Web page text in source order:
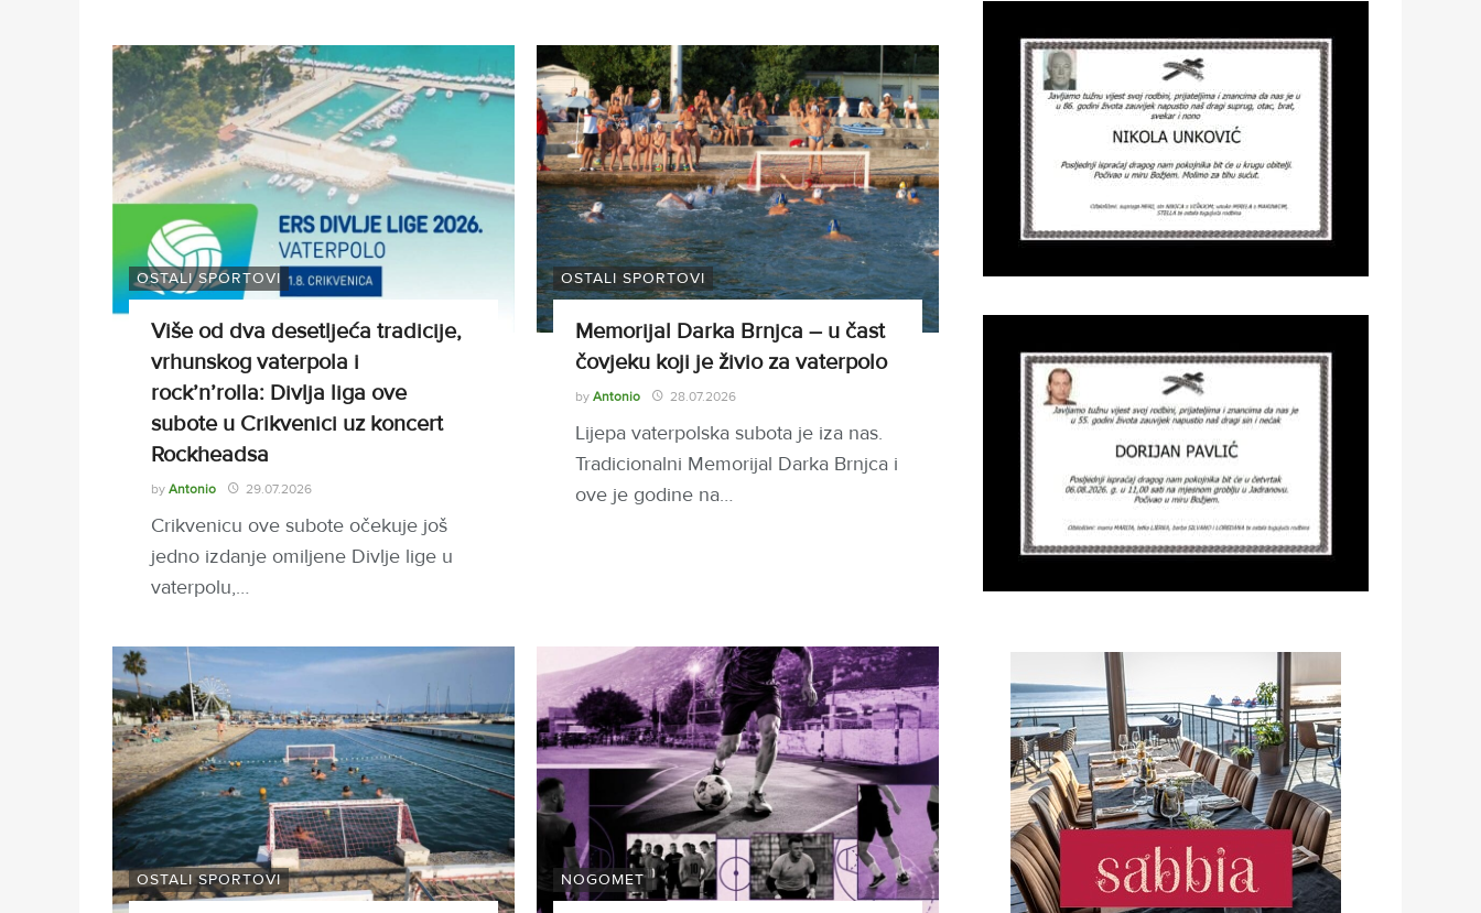
OSTALI SPORTOVI
Više od dva desetljeća tradicije,
vrhunskog vaterpola i
rock’n’rolla: Divlja liga ove
subote u Crikvenici uz koncert
Rockheadsa
by Antonio 29.07.2026
Crikvenicu ove subote očekuje još
jedno izdanje omiljene Divlje lige u
vaterpolu,…
OSTALI SPORTOVI
Memorijal Darka Brnjca – u čast
čovjeku koji je živio za vaterpolo
by Antonio 28.07.2026
Lijepa vaterpolska subota je iza nas.
Tradicionalni Memorijal Darka Brnjca i
ove je godine na…
OSTALI SPORTOVI NOGOMET